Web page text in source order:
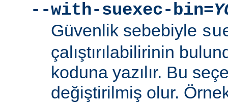
--with-suexec-bin=
Güvenlik sebebiyle
çalıştırılabilirinin
koduna yazılır. Bu
değiştirilmiş olur.